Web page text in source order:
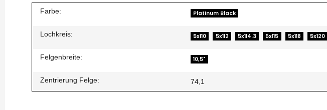
Farbe: Platinum Black
Lochkreis: 5x110 5x112 5x114.3 5x115 5x118 5x120
Felgenbreite: 10,5"
Zentrierung Felge: 74,1